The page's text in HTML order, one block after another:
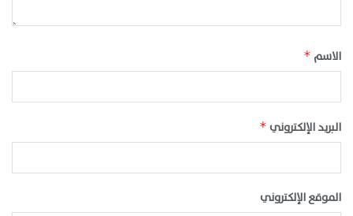
الاسم *
البريد الإلكتروني *
الموقع الإلكتروني